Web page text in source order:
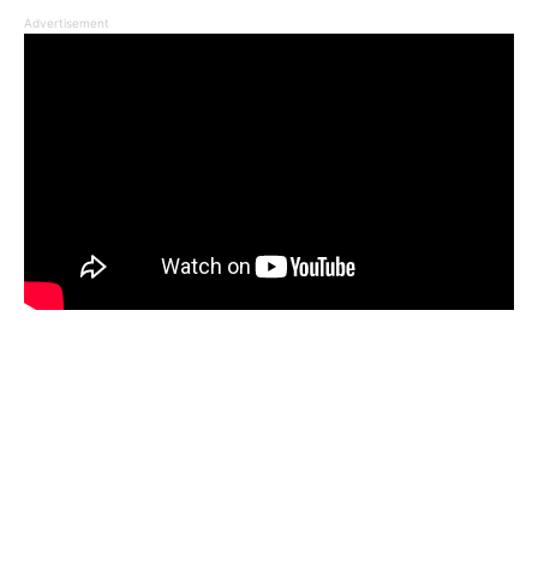
Advertisement